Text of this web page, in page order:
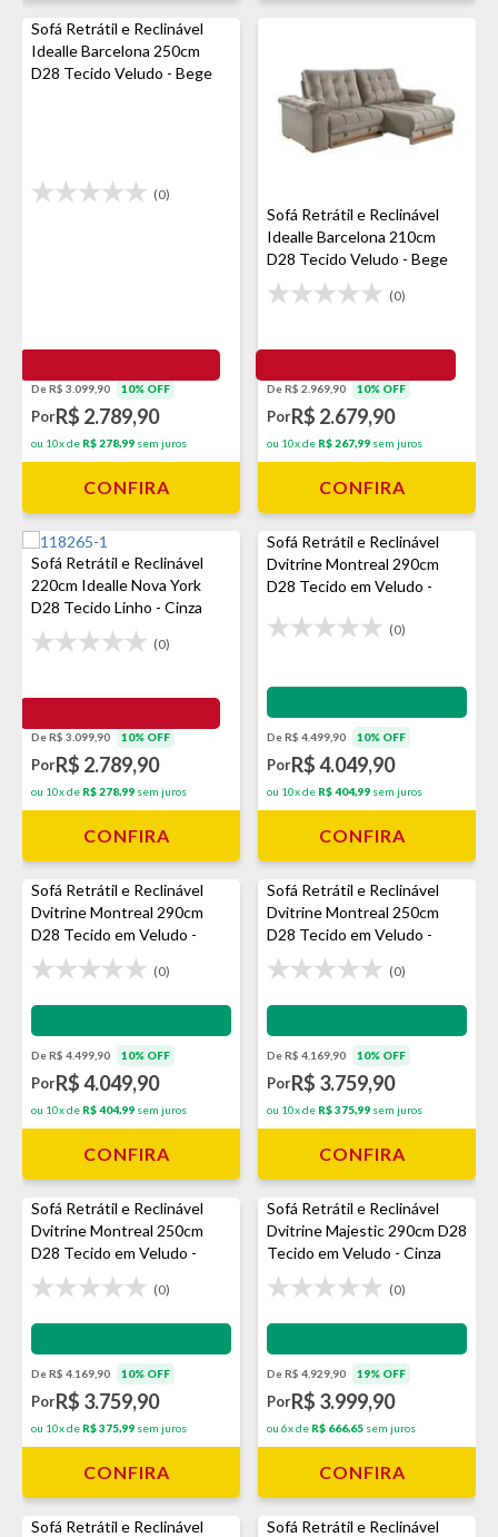
Sofá Retrátil e Reclinável
Idealle Barcelona 250cm
D28 Tecido Veludo - Bege
(0)
De R$ 3.099,90 10% OFF
PorR$ 2.789,90
ou 10x de R$ 278,99 sem juros
CONFIRA
Sofá Retrátil e Reclinável
Idealle Barcelona 210cm
D28 Tecido Veludo - Bege
(0)
De R$ 2.969,90 10% OFF
PorR$ 2.679,90
ou 10x de R$ 267,99 sem juros
CONFIRA
Sofá Retrátil e Reclinável
220cm Idealle Nova York
D28 Tecido Linho - Cinza
(0)
De R$ 3.099,90 10% OFF
PorR$ 2.789,90
ou 10x de R$ 278,99 sem juros
CONFIRA
Sofá Retrátil e Reclinável
Dvitrine Montreal 290cm
D28 Tecido em Veludo -
(0)
Impermeabilização - VEDA
De R$ 4.499,90 10% OFF
PorR$ 4.049,90
ou 10x de R$ 404,99 sem juros
CONFIRA
Sofá Retrátil e Reclinável
Dvitrine Montreal 290cm
D28 Tecido em Veludo -
Prata
(0)
Impermeabilização - VEDA
De R$ 4.499,90 10% OFF
PorR$ 4.049,90
ou 10x de R$ 404,99 sem juros
CONFIRA
Sofá Retrátil e Reclinável
Dvitrine Montreal 250cm
D28 Tecido em Veludo -
Avelã
(0)
Impermeabilização - VEDA
De R$ 4.169,90 10% OFF
PorR$ 3.759,90
ou 10x de R$ 375,99 sem juros
CONFIRA
Sofá Retrátil e Reclinável
Dvitrine Montreal 250cm
D28 Tecido em Veludo -
Prata
(0)
Impermeabilização - VEDA
De R$ 4.169,90 10% OFF
PorR$ 3.759,90
ou 10x de R$ 375,99 sem juros
CONFIRA
Sofá Retrátil e Reclinável
Dvitrine Majestic 290cm D28
Tecido em Veludo - Cinza
(0)
Impermeabilização - VEDA
De R$ 4.929,90 19% OFF
PorR$ 3.999,90
ou 6x de R$ 666,65 sem juros
CONFIRA
Sofá Retrátil e Reclinável
Sofá Retrátil e Reclinável